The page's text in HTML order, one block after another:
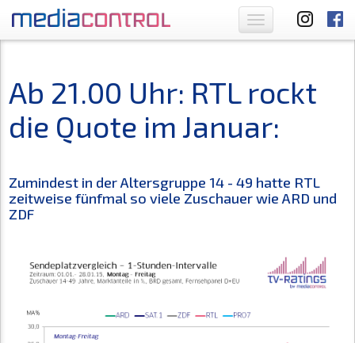
Toggle
navigation
Ab 21.00 Uhr: RTL rockt
die Quote im Januar:
Zumindest in der Altersgruppe 14 - 49 hatte RTL
zeitweise fünfmal so viele Zuschauer wie ARD und
ZDF